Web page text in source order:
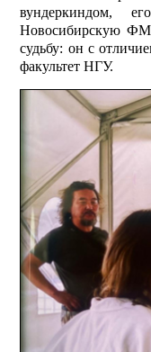
вундеркиндом,
Новосибирскую
судьбу: он с
факультет НГУ.